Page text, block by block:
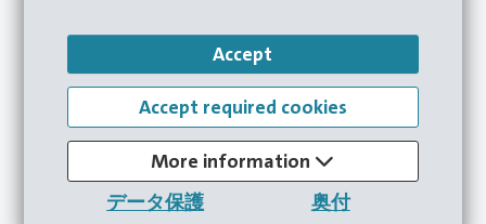
Accept
Accept required cookies
More information
データ保護
奥付
ように適合させています。その際には、新しいマシンの
装備と既存のシステムの 改造の両方に等しく焦点があ
てられています。
HOTmatic AMP 20、AMP 30、HM 35、AMP 50 の各モデ
ルには、冷間成形で長年にわたって実績のある、フリク
ションパッド仕様の空圧制御式クラッチ／ブレーキコン
ビネーションが採用されています。このコンパクトなユ